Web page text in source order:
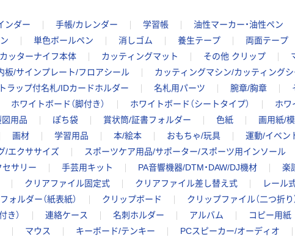
ンダー 手帳/カレンダー 学習帳 油性マーカー・油性ペン
単色ボールペン 消しゴム 養生テープ 両面テープ
カッターナイフ本体 カッティングマット その他 クリップ
板/サインプレート/フロアシール カッティングマシン/カッティングシ
ラップ付名札/IDカードホルダー 名札用パーツ 腕章/胸章
ホワイトボード（脚付き） ホワイトボード（シートタイプ） ホワ
用品 ぽち袋 賞状筒/証書フォルダー 色紙 画用紙/
画材 学習用品 本/絵本 おもちゃ/玩具 運動/イベン
/エクササイズ スポーツケア用品/サポーター/スポーツ用インソール
セサリー 手芸用キット PA音響機器/DTM・DAW/DJ機材 楽
クリアファイル固定式 クリアファイル差し替え式 レール
ォルダー（紙表紙） クリップボード クリップファイル（二つ折り
き） 連絡ケース 名刺ホルダー アルバム コピー用紙
マウス キーボード/テンキー PCスピーカー/オーディオ